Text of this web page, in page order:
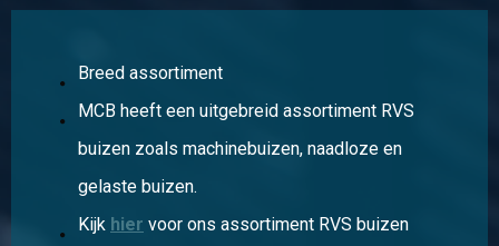
Breed assortiment
MCB heeft een uitgebreid assortiment RVS
buizen zoals machinebuizen, naadloze en
gelaste buizen.
Kijk hier voor ons assortiment RVS buizen